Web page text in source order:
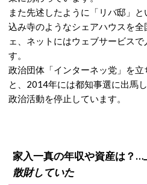
また先述したように「リバ邸」
込み寺のようなシェアハウスを
ェ、ネットにはウェブサービス
す。
政治団体「インターネッ党」を
と、 2014年には都知事選に出馬
政治活動を停止しています。
家入一真の年収や資産は？…
散財していた